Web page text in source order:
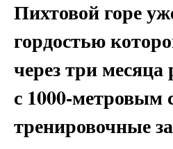
Пихтовой горе
гордостью
через три
с 1000-метровым
тренировочные